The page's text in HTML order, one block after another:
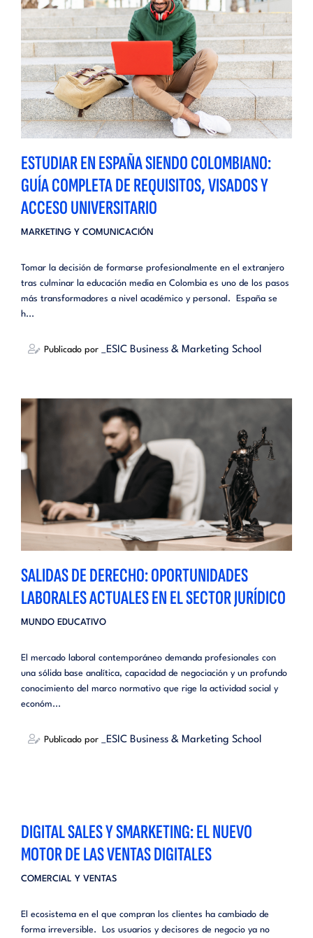
ESTUDIAR EN ESPAÑA SIENDO COLOMBIANO:
GUÍA COMPLETA DE REQUISITOS, VISADOS Y
ACCESO UNIVERSITARIO
MARKETING Y COMUNICACIÓN
Tomar la decisión de formarse profesionalmente en el extranjero
tras culminar la educación media en Colombia es uno de los pasos
más transformadores a nivel académico y personal. España se
h...
Publicado por _ESIC Business & Marketing School
SALIDAS DE DERECHO: OPORTUNIDADES
LABORALES ACTUALES EN EL SECTOR JURÍDICO
MUNDO EDUCATIVO
El mercado laboral contemporáneo demanda profesionales con
una sólida base analítica, capacidad de negociación y un profundo
conocimiento del marco normativo que rige la actividad social y
económ...
Publicado por _ESIC Business & Marketing School
DIGITAL SALES Y SMARKETING: EL NUEVO
MOTOR DE LAS VENTAS DIGITALES
COMERCIAL Y VENTAS
El ecosistema en el que compran los clientes ha cambiado de
forma irreversible. Los usuarios y decisores de negocio ya no